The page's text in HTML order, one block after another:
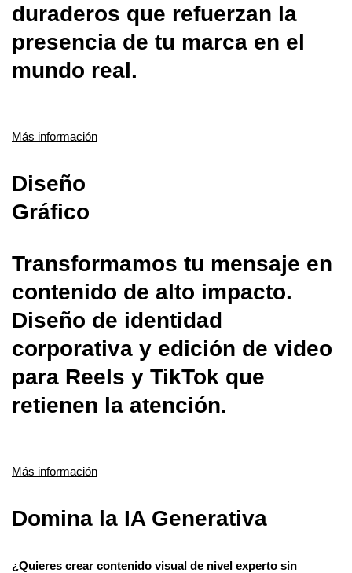
duraderos que refuerzan la
presencia de tu marca en el
mundo real.
Más información
Diseño
Gráfico
Transformamos tu mensaje en
contenido de alto impacto.
Diseño de identidad
corporativa y edición de video
para Reels y TikTok que
retienen la atención.
Más información
Domina la IA Generativa
¿Quieres crear contenido visual de nivel experto sin